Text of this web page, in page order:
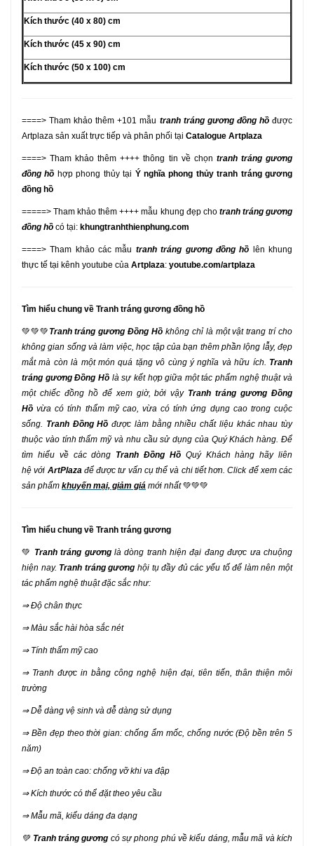
Kích thước (40 x 80) cm
Kích thước (45 x 90) cm
Kích thước (50 x 100) cm
====> Tham khảo thêm +101 mẫu tranh tráng gương đồng hồđược
Artplaza sản xuất trực tiếp và phân phối tại Catalogue Artplaza
====> Tham khảo thêm ++++ thông tin về chọn tranh tráng gương
đồng hồ hợp phong thủy tại Ý nghĩa phong thủy tranh tráng gương
đồng hồ
=====> Tham khảo thêm ++++ mẫu khung đẹp cho tranh tráng gương
đồng hồ có tại: khungtranhthienphung.com
====> Tham khảo các mẫu tranh tráng gương đồng hồ lên khung
thực tế tại kênh youtube của Artplaza: youtube.com/artplaza
Tìm hiểu chung về Tranh tráng gương đồng hồ
💚💚💚 Tranh tráng gương Đồng Hồ không chỉ là một vật trang trí cho
không gian sống và làm việc, học tập của bạn thêm phần lộng lẫy, đẹp
mắt mà còn là một món quá tặng vô cùng ý nghĩa và hữu ích. Tranh
tráng gương Đồng Hồlà sự kết hợp giữa một tác phẩm nghệ thuật và
một chiếc đồng hồ để xem giờ, bởi vậy Tranh tráng gương Đồng
Hồ vừa có tính thẩm mỹ cao, vừa có tính ứng dụng cao trong cuộc
sống. Tranh Đồng Hồ được làm bằng nhiều chất liệu khác nhau tùy
thuộc vào tính thẩm mỹ và nhu cầu sử dụng của Quý Khách hàng. Để
tìm hiểu về các dòng Tranh Đồng HồQuý Khách hàng hãy liên
hệ với ArtPlazađể được tư vấn cụ thể và chi tiết hơn. Click để xem các
sản phẩm khuyến mại, giảm giá mới nhất💚💚💚
Tìm hiểu chung về Tranh tráng gương
💚 Tranh tráng gươnglà dòng tranh hiện đại đang được ưa chuộng
hiện nay. Tranh tráng gương hội tụ đầy đủ các yếu tố để làm nên một
tác phẩm nghệ thuật đặc sắc như:
⇒ Độ chân thực
⇒ Màu sắc hài hòa sắc nét
⇒ Tính thẩm mỹ cao
⇒ Tranh được in bằng công nghệ hiện đại, tiên tiến, thân thiện môi
trường
⇒ Dễ dàng vệ sinh và dễ dàng sử dụng
⇒ Bền đẹp theo thời gian: chống ẩm mốc, chống nước (Độ bền trên 5
năm)
⇒ Độ an toàn cao: chống vỡ khi va đập
⇒ Kích thước có thể đặt theo yêu cầu
⇒ Mẫu mã, kiểu dáng đa dạng
💚 Tranh tráng gương có sự phong phú về kiểu dáng, mẫu mã và kích